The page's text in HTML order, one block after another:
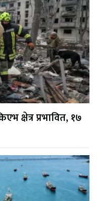
क्षेत्र प्रभावित, १७